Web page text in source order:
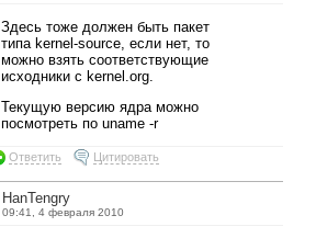
Здесь тоже должен быть пакет
типа kernel-source, если нет, то
можно взять соответствующие
исходники с kernel.org.
Текущую версию ядра можно
посмотреть по uname -r
Ответить Цитировать
HanTengry
09:41, 4 февраля 2010